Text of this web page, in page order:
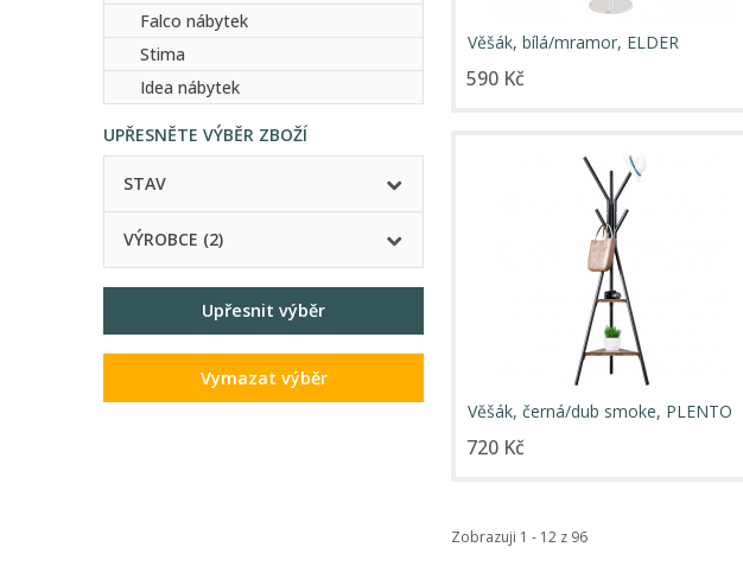
Falco nábytek
Stima
Idea nábytek
UPŘESNĚTE VÝBĚR ZBOŽÍ
STAV
VÝROBCE (2)
Upřesnit výběr
Vymazat výběr
Věšák, bílá/mramor, ELDER
590 Kč
Věšák, černá/dub smoke, PLENTO
720 Kč
Zobrazuji 1 - 12 z 96